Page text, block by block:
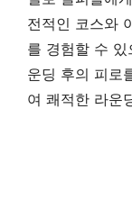
전적인 코스와
를 경험할 수
운딩 후의 피로
여 쾌적한 라운